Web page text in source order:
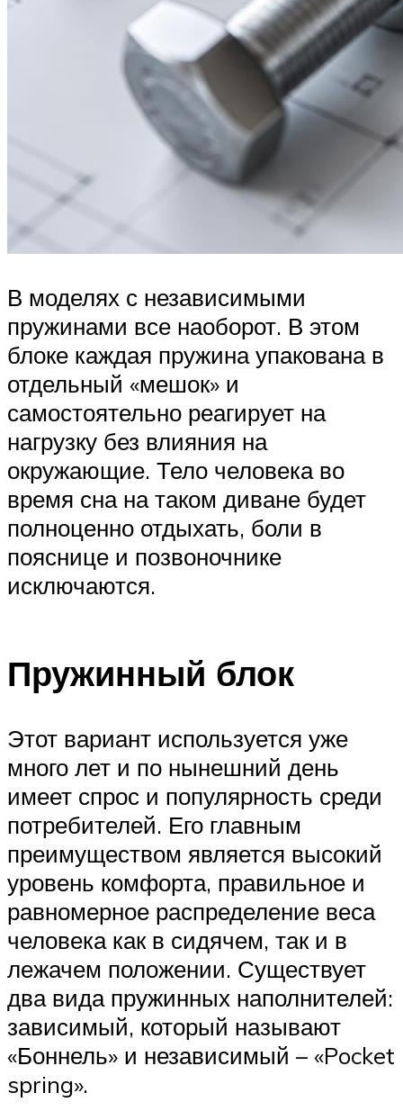
В моделях с независимыми
пружинами все наоборот. В этом
блоке каждая пружина упакована в
отдельный «мешок» и
самостоятельно реагирует на
нагрузку без влияния на
окружающие. Тело человека во
время сна на таком диване будет
полноценно отдыхать, боли в
пояснице и позвоночнике
исключаются.
Пружинный блок
Этот вариант используется уже
много лет и по нынешний день
имеет спрос и популярность среди
потребителей. Его главным
преимуществом является высокий
уровень комфорта, правильное и
равномерное распределение веса
человека как в сидячем, так и в
лежачем положении. Существует
два вида пружинных наполнителей:
зависимый, который называют
«Боннель» и независимый – «Pocket
spring».